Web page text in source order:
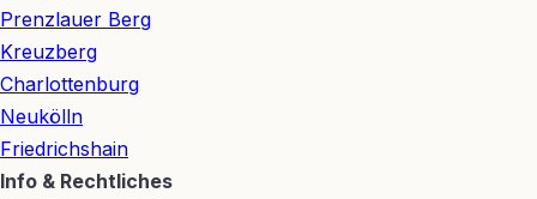
Prenzlauer Berg
Kreuzberg
Charlottenburg
Neukölln
Friedrichshain
Info & Rechtliches